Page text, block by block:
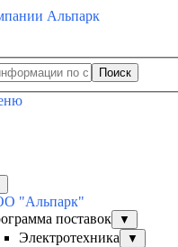
Поиск
"Альпарк"
поставок
▼
Электротехника ▼